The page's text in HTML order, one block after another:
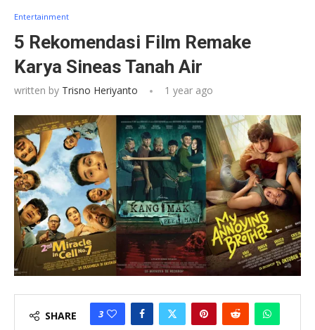
Entertainment
5 Rekomendasi Film Remake
Karya Sineas Tanah Air
written by Trisno Heriyanto 1 year ago
SHARE 3